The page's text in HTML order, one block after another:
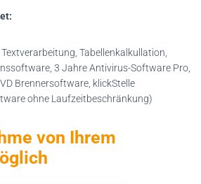
:
Tabellenkalkullation,
3 Jahre Antivirus-Software Pro,
Brennersoftware, klickStelle
ohne Laufzeitbeschränkung)
von Ihrem